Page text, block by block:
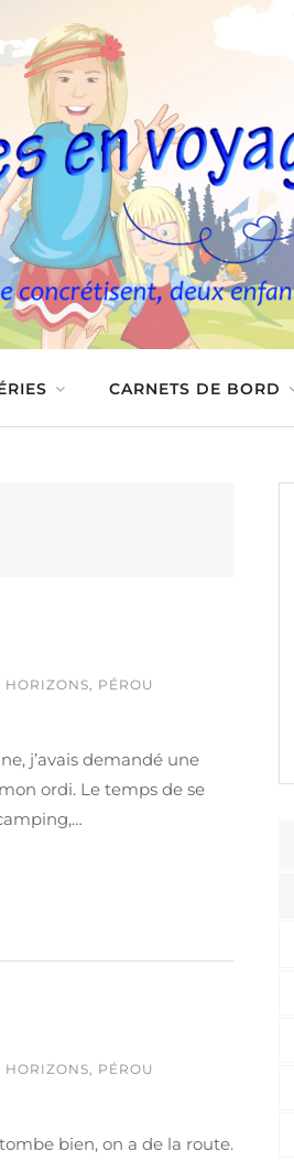
CARNETS DE BORD
HORIZONS, PÉROU
j’avais demandé une
ordi. Le temps de se
HORIZONS, PÉROU
bien, on a de la route.